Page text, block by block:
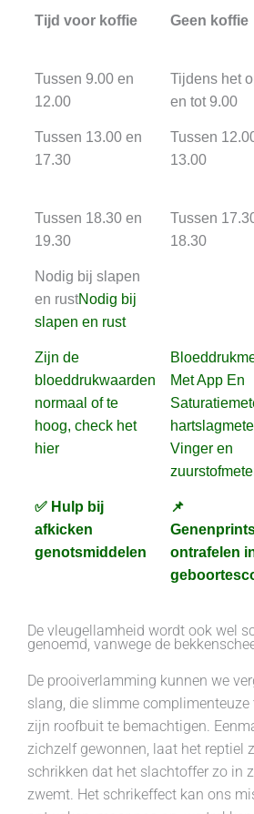
Tijd voor koffie
Geen koffie
Tussen 9.00 en
12.00
Tijdens het
en tot 9.00
Tussen 13.00 en
17.30
Tussen
13.00
Tussen 18.30 en
19.30
Tussen
18.30
Nodig bij slapen
en rustNodig bij
slapen en rust
Zijn de
bloeddrukwaarden
normaal of te
hoog, check het
hier
Met App En
Vinger en
✅ Hulp bij
afkicken
genotsmiddelen
📌
ontrafelen
De vleugellamheid wordt ook wel
genoemd, vanwege de
De prooiverlamming kunnen we
slang, die slimme complimenteuze
zijn roofbuit te bemachtigen.
zichzelf gewonnen, laat het reptiel
schrikken dat het slachtoffer zo in
zwemt. Het schrikeffect kan ons